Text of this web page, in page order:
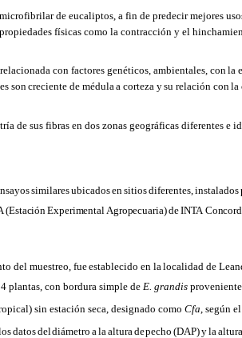
de eucaliptos, a fin de predecir mejores
físicas como la contracción y el
relacionada con factores genéticos, ambientales, conla
soncreciente de médulaa corteza ysu relación conla
de sus fibras en dos zonas geográficas diferentes
similaresubicadosensitiosdiferentes,instalados
(EstaciónExperimentalAgropecuaria)deINTA
del muestreo, fueestablecido en la localidad de
plantas, con bordura simple deE. grandis
sin estación seca, designado comoCfa, según
datosdeldiámetro alaalturadepecho (DAP)ylaaltura